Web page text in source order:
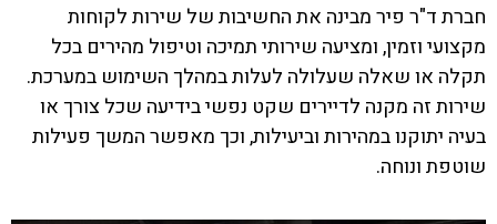
חברת ד"ר פיר מבינה את החשיבות של שירות לקוחות
מקצועי וזמין, ומציעה שירותי תמיכה וטיפול מהירים בכל
תקלה או שאלה שעלולה לעלות במהלך השימוש במערכת.
שירות זה מקנה לדיירים שקט נפשי בידיעה שכל צורך או
בעיה יתוקנו במהירות וביעילות, וכך מאפשר המשך פעילות
שוטפת ונוחה.